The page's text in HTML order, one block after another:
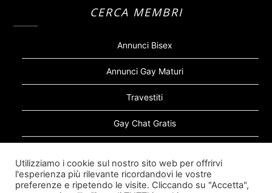
CERCA MEMBRI
Annunci Bisex
Annunci Gay Maturi
Travestiti
Gay Chat Gratis
Sugar Daddy Gay
Utilizziamo i cookie sul nostro sito web per offrirvi
l'esperienza più rilevante ricordandovi le vostre
preferenze e ripetendo le visite. Cliccando su "Accetta",